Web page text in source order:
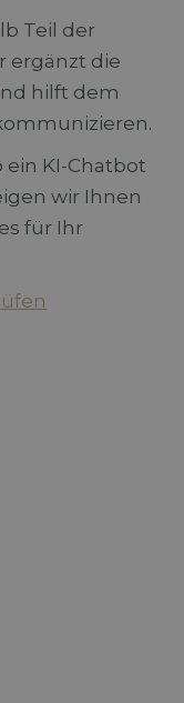
Teil der
ergänzt die
hilft dem
KI-Chatbot
wir Ihnen
für Ihr